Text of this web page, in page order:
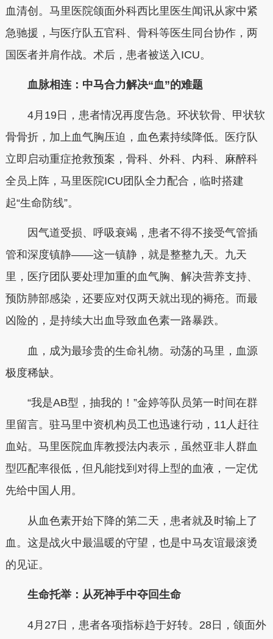
血清创。马里医院颌面外科西比里医生闻讯从家中紧
急驰援，与医疗队五官科、骨科等医生同台协作，两
国医者并肩作战。术后，患者被送入ICU。
血脉相连：中马合力解决“血”的难题
4月19日，患者情况再度告急。环状软骨、甲状软
骨骨折，加上血气胸压迫，血色素持续降低。医疗队
立即启动重症抢救预案，骨科、外科、内科、麻醉科
全员上阵，马里医院ICU团队全力配合，临时搭建
起“生命防线”。
因气道受损、呼吸衰竭，患者不得不接受气管插
管和深度镇静——这一镇静，就是整整九天。九天
里，医疗团队要处理加重的血气胸、解决营养支持、
预防肺部感染，还要应对仅两天就出现的褥疮。而最
凶险的，是持续大出血导致血色素一路暴跌。
血，成为最珍贵的生命礼物。动荡的马里，血源
极度稀缺。
“我是AB型，抽我的！”金婷等队员第一时间在群
里留言。驻马里中资机构员工也迅速行动，11人赶往
血站。马里医院血库教授法内表示，虽然亚非人群血
型匹配率很低，但凡能找到对得上型的血液，一定优
先给中国人用。
从血色素开始下降的第二天，患者就及时输上了
血。这是战火中最温暖的守望，也是中马友谊最滚烫
的见证。
生命托举：从死神手中夺回生命
4月27日，患者各项指标趋于好转。28日，颌面外